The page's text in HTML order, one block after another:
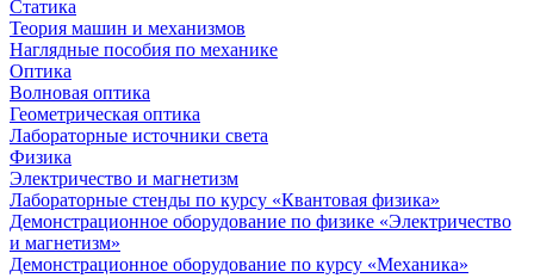
Статика
Теория машин и механизмов
Наглядные пособия по механике
Оптика
Волновая оптика
Геометрическая оптика
Лабораторные источники света
Физика
Электричество и магнетизм
Лабораторные стенды по курсу «Квантовая физика»
Демонстрационное оборудование по физике «Электричество
и магнетизм»
Демонстрационное оборудование по курсу «Механика»